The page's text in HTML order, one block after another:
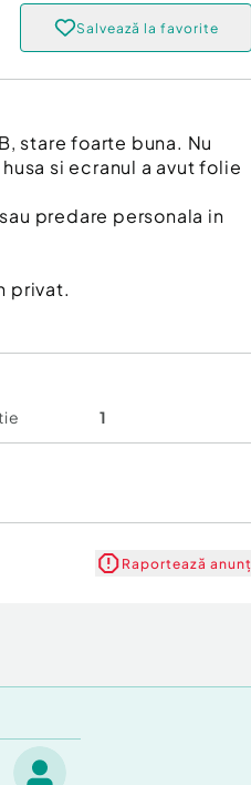
Salvează la favorite
stare foarte buna. Nu
si ecranul a avut folie
predare personala in
privat.
1
Raportează anunț